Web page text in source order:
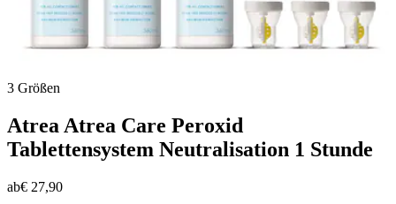
3 Größen
Atrea Atrea Care Peroxid
Tablettensystem Neutralisation 1 Stunde
ab€ 27,90